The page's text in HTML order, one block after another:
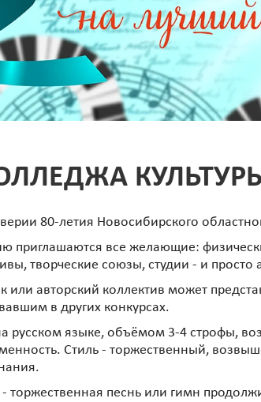
80-летия Новосибирского
приглашаются все желающие:
творческие союзы, студии - и
или авторский коллектив может
в других конкурсах.
русском языке, объёмом 3-4 строфы,
Стиль - торжественный,
торжественная песнь или гимн